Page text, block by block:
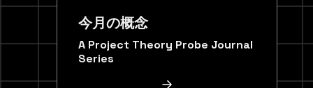
今月の概念
A Project Theory Probe Journal
Series